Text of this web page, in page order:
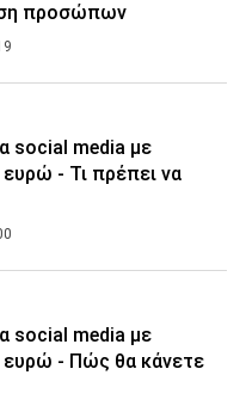
προσώπων
social media με
- Τι πρέπει να
social media με
ευρώ - Πώς θα κάνετε